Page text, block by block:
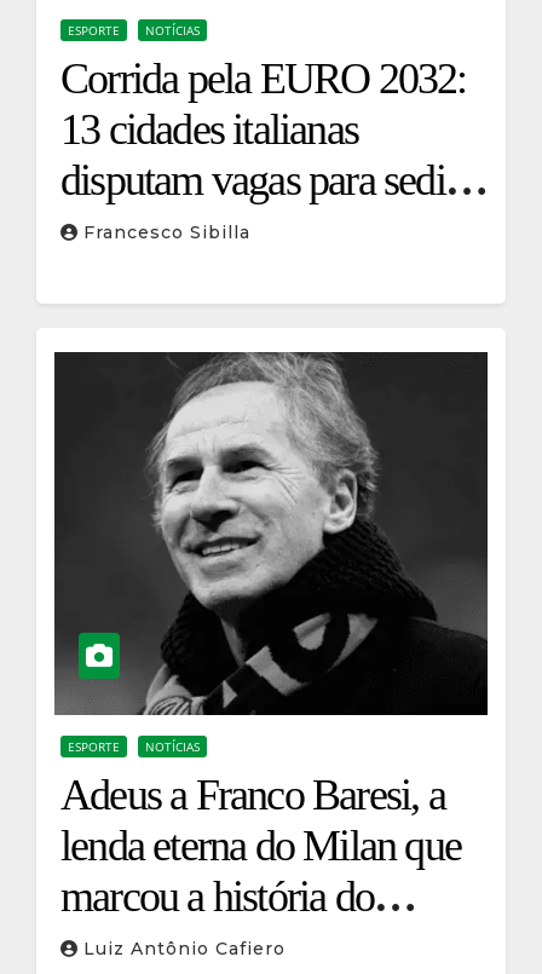
ESPORTE NOTÍCIAS
Corrida pela EURO 2032:
13 cidades italianas
disputam vagas para sediar
a competição
Francesco Sibilla
ESPORTE NOTÍCIAS
Adeus a Franco Baresi, a
lenda eterna do Milan que
marcou a história do
futebol italiano
Luiz Antônio Cafiero